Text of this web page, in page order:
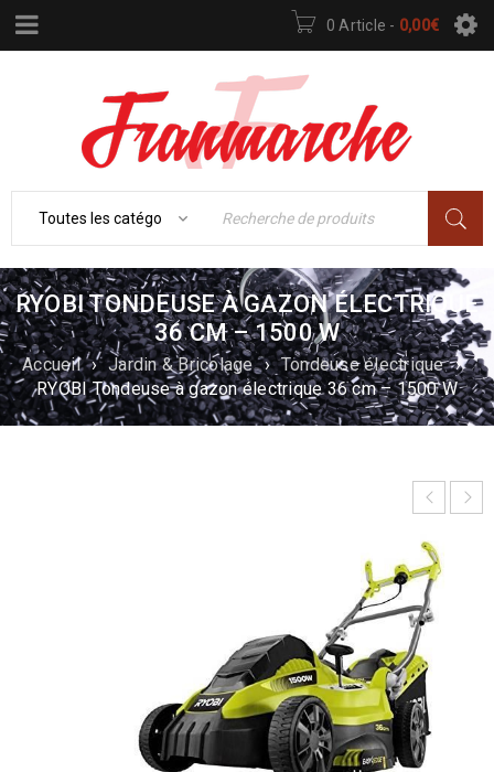
0 Article - 0,00€
RYOBI TONDEUSE À GAZON ÉLECTRIQUE
36 CM – 1500 W
Accueil › Jardin & Bricolage › Tondeuse électrique ›
RYOBI Tondeuse à gazon électrique 36 cm – 1500 W